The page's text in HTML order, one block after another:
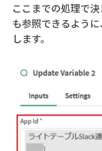
ここまでの処理で
も参照できるよう
します。